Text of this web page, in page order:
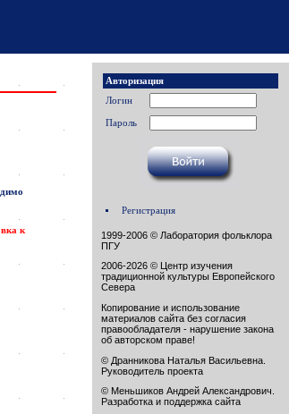
к
Авторизация
Логин
Пароль
Регистрация
1999-2006 © Лаборатория фольклора
ПГУ
2006-2026 © Центр изучения
традиционной культуры Европейского
Севера
Копирование и использование
материалов сайта без согласия
правообладателя - нарушение закона
об авторском праве!
© Дранникова Наталья Васильевна.
Руководитель проекта
© Меньшиков Андрей Александрович.
Разработка и поддержка сайта